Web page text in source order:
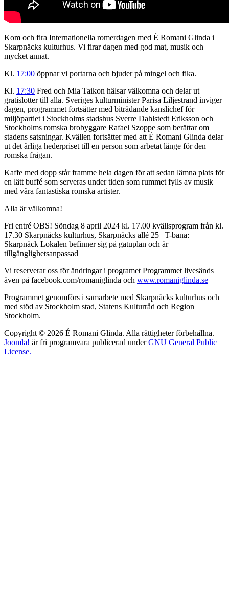
Kom och fira Internationella romerdagen med É Romani Glinda i
Skarpnäcks kulturhus. Vi firar dagen med god mat, musik och
mycket annat.
Kl. 17:00 öppnar vi portarna och bjuder på mingel och fika.
Kl. 17:30 Fred och Mia Taikon hälsar välkomna och delar ut
gratislotter till alla. Sveriges kulturminister Parisa Liljestrand inviger
dagen, programmet fortsätter med biträdande kanslichef för
miljöpartiet i Stockholms stadshus Sverre Dahlstedt Eriksson och
Stockholms romska brobyggare Rafael Szoppe som berättar om
stadens satsningar. Kvällen fortsätter med att É Romani Glinda delar
ut det årliga hederpriset till en person som arbetat länge för den
romska frågan.
Kaffe med dopp står framme hela dagen för att sedan lämna plats för
en lätt buffé som serveras under tiden som rummet fylls av musik
med våra fantastiska romska artister.
Alla är välkomna!
Fri entré OBS! Söndag 8 april 2024 kl. 17.00 kvällsprogram från kl.
17.30 Skarpnäcks kulturhus, Skarpnäcks allé 25 | T-bana:
Skarpnäck Lokalen befinner sig på gatuplan och är
tillgänglighetsanpassad
Vi reserverar oss för ändringar i programet Programmet livesänds
även på facebook.com/romaniglinda och www.romaniglinda.se
Programmet genomförs i samarbete med Skarpnäcks kulturhus och
med stöd av Stockholm stad, Statens Kulturråd och Region
Stockholm.
Copyright © 2026 É Romani Glinda. Alla rättigheter förbehållna.
Joomla! är fri programvara publicerad underGNU General Public
License.